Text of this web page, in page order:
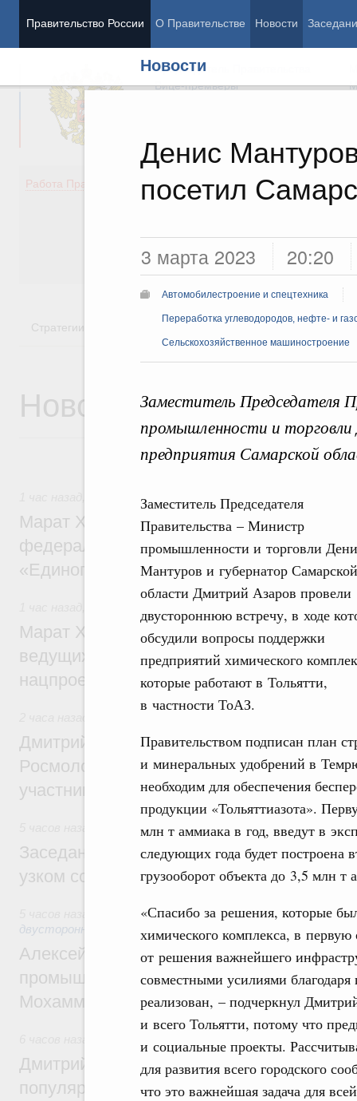
Правительство России О Правительстве Новости
Новости
Денис
посетил
3 марта 2023 20:20
Автомобилестроение и спецтехника
Переработка углеводородов, нефте- и
Сельскохозяйственное машиностроение
Заместитель Председателя
промышленности и
предприятия Самарской
Заместитель Председателя
Правительства – Министр
промышленности и торговли
Мантуров и губернатор Самарской
области Дмитрий Азаров провели
двустороннюю встречу, в ходе
обсудили вопросы поддержки
предприятий химического
которые работают в Тольятти,
в частности ТоАЗ.
Правительством подписан план
и минеральных удобрений в
необходим для обеспечения
продукции «Тольяттиазота».
млн т аммиака в год, введут в
следующих года будет построена
грузооборот объекта до 3,5 млн
«Спасибо за решения, которые
химического комплекса, в
от решения важнейшего
совместными усилиями
реализован, – подчеркнул
и всего Тольятти, потому что
и социальные проекты.
для развития всего городского
что это важнейшая задача для
Председатель Правительства
Вице-премьеры
Работа Правительства
Демография
Здоровье
Общество
Государство
Стратегии Государственные программы
Новости
Регулирование в сфере строительства
Марат Хуснуллин: Более 130
федерального значения построено под
«Единого заказчика»
Марат Хуснуллин: Порядка 200
ведущих к спортивным объектам,
нацпроекту «Инфраструктура для
Дмитрий Чернышенко, Сергей Кравцов и
Росмолодёжи Григорий Гуров
участников проекта «Кольцо открытий»
Евразийский экономический союз.
Заседание Евразийского
узком составе
Экономические отношения с зарубежными
двусторонней основе
Алексей Оверчук провёл рабочую
промышленности, недропользования и
Мохаммадом Атабаком
Дмитрий Чернышенко: Порядка 110
популярного туризма в 35 регионах